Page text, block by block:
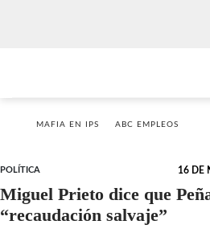
MAFIA EN IPS ABC EMPLEOS
POLÍTICA 16 DE
Miguel Prieto dice que
“recaudación salvaje”